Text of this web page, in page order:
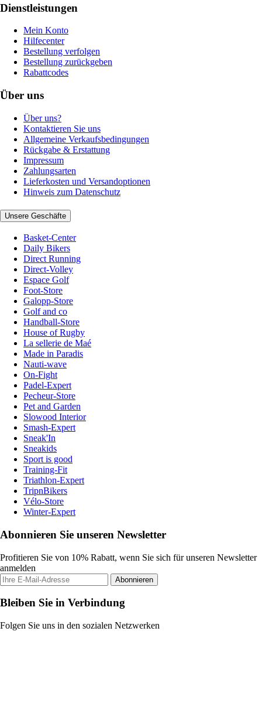
Dienstleistungen
Mein Konto
Hilfecenter
Bestellung verfolgen
Bestellung zurückgeben
Rabattcodes
Über uns
Über uns?
Kontaktieren Sie uns
Allgemeine Verkaufsbedingungen
Rückgabe & Erstattung
Impressum
Zahlungsarten
Lieferkosten und Versandoptionen
Hinweis zum Datenschutz
Unsere Geschäfte
Basket-Center
Daily Bikers
Direct Running
Direct-Volley
Espace Golf
Foot-Store
Galopp-Store
Golf and co
Handball-Store
House of Rugby
La sellerie de Maé
Made in Paradis
Nauti-wave
On-Fight
Padel-Expert
Pecheur-Store
Pet and Garden
Slowood Interior
Smash-Expert
Sneak'In
Sneakids
Sport is good
Training-Fit
Triathlon-Expert
TripnBikers
Vélo-Store
Winter-Expert
Abonnieren Sie unseren Newsletter
Profitieren Sie von 10% Rabatt, wenn Sie sich für unseren Newsletter
anmelden
Abonnieren
Bleiben Sie in Verbindung
Folgen Sie uns in den sozialen Netzwerken